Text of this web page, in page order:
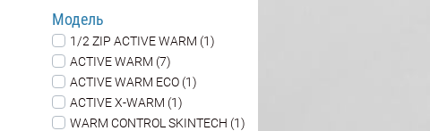
Модель
1/2 ZIP ACTIVE WARM (1)
ACTIVE WARM (7)
ACTIVE WARM ECO (1)
ACTIVE X-WARM (1)
WARM CONTROL SKINTECH (1)